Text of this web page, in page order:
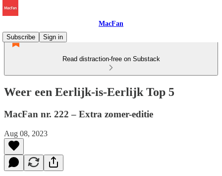
MacFan
Subscribe
Sign in
Read distraction-free on Substack
Weer een Eerlijk-is-Eerlijk Top 5
MacFan nr. 222 – Extra zomer-editie
Aug 08, 2023